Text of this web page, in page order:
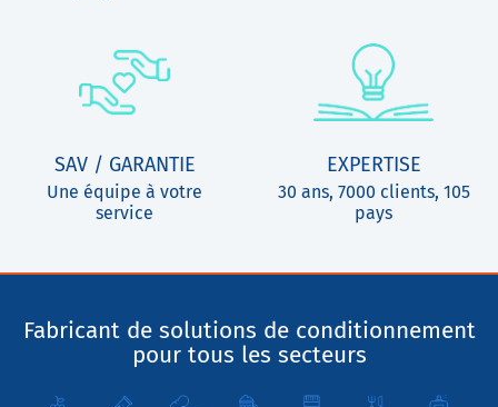
SAV / GARANTIE
Une équipe à votre
service
EXPERTISE
30 ans, 7000 clients, 105
pays
Fabricant de solutions de conditionnement
pour tous les secteurs